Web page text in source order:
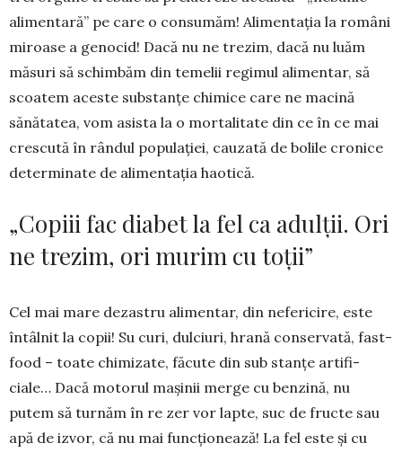
alimen­ta­ră” pe care o consu­măm! Ali­mentaţia la ro­mâni
miroase a ge­no­cid! Dacă nu ne trezim, dacă nu luăm
mă­suri să schim­băm din te­melii regimul ali­mentar, să
scoa­tem aces­te substan­ţe chimice care ne ma­cină
sănătatea, vom asista la o mortalitate din ce în ce mai
cres­cută în rândul popu­laţiei, cau­zată de bolile cronice
deter­minate de alimentaţia haotică.
„Copiii fac diabet la fel ca adulții. Ori
ne trezim, ori murim cu toții”
Cel mai mare dezastru alimen­tar, din nefericire, este
întâlnit la copii! Su­ curi, dulciuri, hrană con­servată, fast-
food – toate chimi­zate, făcute din sub­ stanţe arti­fi­
ciale… Dacă motorul maşinii mer­ge cu benzină, nu
putem să tur­năm în re­ zer­ vor lapte, suc de fructe sau
apă de izvor, că nu mai func­ţio­nează! La fel este şi cu